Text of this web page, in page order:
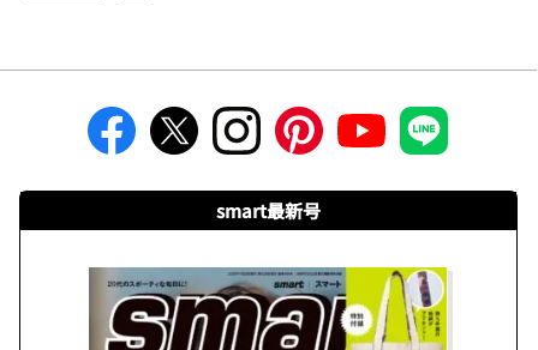
smart最新号